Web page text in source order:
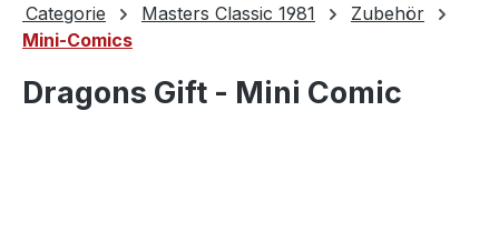
Categorie Masters Classic 1981
Zubehör
Mini-Comics
Dragons Gift - Mini Comic